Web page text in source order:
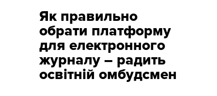
Як правильно
обрати платформу
для електронного
журналу – радить
освітній омбудсмен